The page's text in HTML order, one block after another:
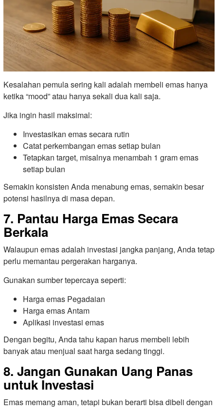
Kesalahan pemula sering kali adalah membeli emas hanya
ketika “mood” atau hanya sekali dua kali saja.
Jika ingin hasil maksimal:
Investasikan emas secara rutin
Catat perkembangan emas setiap bulan
Tetapkan target, misalnya menambah 1 gram emas
setiap bulan
Semakin konsisten Anda menabung emas, semakin besar
potensi hasilnya di masa depan.
7. Pantau Harga Emas Secara
Berkala
Walaupun emas adalah investasi jangka panjang, Anda tetap
perlu memantau pergerakan harganya.
Gunakan sumber tepercaya seperti:
Harga emas Pegadaian
Harga emas Antam
Aplikasi investasi emas
Dengan begitu, Anda tahu kapan harus membeli lebih
banyak atau menjual saat harga sedang tinggi.
8. Jangan Gunakan Uang Panas
untuk Investasi
Emas memang aman, tetapi bukan berarti bisa dibeli dengan